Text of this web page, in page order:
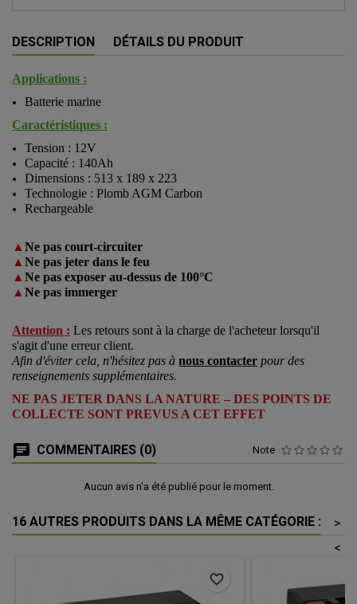
DESCRIPTION DÉTAILS DU PRODUIT
Applications :
Batterie marine
Caractéristiques :
Tension : 12V
Capacité : 140Ah
Dimensions : 513 x 189 x 223
Technologie : Plomb AGM Carbon
Rechargeable
▲ Ne pas court-circuiter
▲ Ne pas jeter dans le feu
▲ Ne pas exposer au-dessus de 100°C
▲ Ne pas immerger
Attention : Les retours sont à la charge de l'acheteur lorsqu'il
s'agit d'une erreur client.
Afin d'éviter cela, n'hésitez pas à nous contacter pour des
renseignements supplémentaires.
NE PAS JETER DANS LA NATURE – DES POINTS DE
COLLECTE SONT PREVUS A CET EFFET
COMMENTAIRES (0) Note
Aucun avis n'a été publié pour le moment.
16 AUTRES PRODUITS DANS LA MÊME CATÉGORIE :
>
<
favorite_border